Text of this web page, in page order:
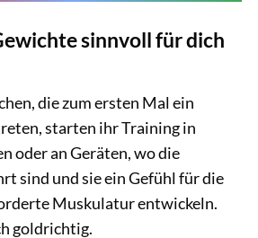
sinnvoll für dich
die zum ersten Mal ein
starten ihr Training in
oder an Geräten, wo die
sind und sie ein Gefühl für die
Muskulatur entwickeln.
goldrichtig.